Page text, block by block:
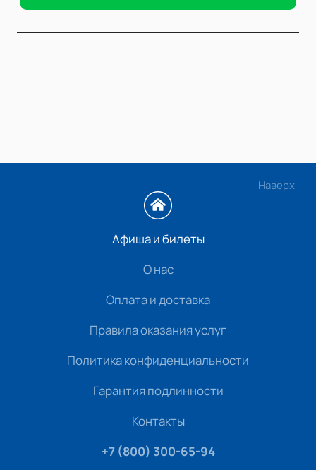
Наверх
Афиша и билеты
О нас
Оплата и доставка
Правила оказания услуг
Политика конфиденциальности
Гарантия подлинности
Контакты
+7 (800) 300-65-94